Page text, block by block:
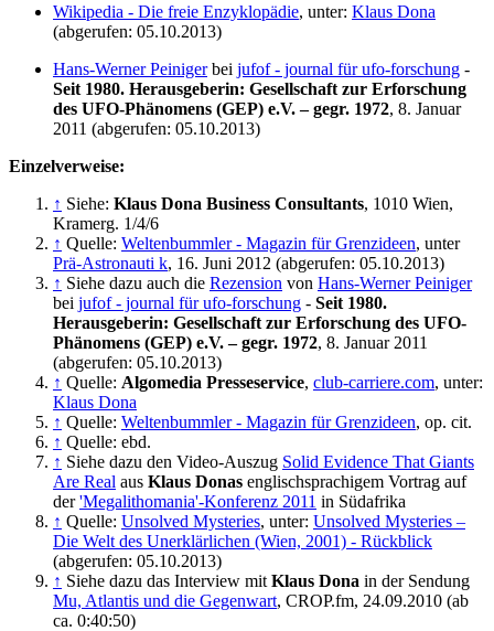
Wikipedia - Die freie Enzyklopädie, unter: Klaus Dona
(abgerufen: 05.10.2013)
Hans-Werner Peinigerbei jufof - journal für ufo-forschung -
Seit 1980. Herausgeberin: Gesellschaft zur Erforschung
des UFO-Phänomens (GEP) e.V. – gegr. 1972, 8. Januar
2011 (abgerufen: 05.10.2013)
Einzelverweise:
↑ Siehe: Klaus Dona Business Consultants, 1010 Wien,
Kramerg. 1/4/6
↑ Quelle: Weltenbummler - Magazin für Grenzideen, unter
Prä-Astronauti k, 16. Juni 2012 (abgerufen: 05.10.2013)
↑ Siehe dazu auch die Rezension von Hans-Werner Peiniger
bei jufof - journal für ufo-forschung - Seit 1980.
Herausgeberin: Gesellschaft zur Erforschung des UFO-
Phänomens (GEP) e.V. – gegr. 1972, 8. Januar 2011
(abgerufen: 05.10.2013)
↑ Quelle: Algomedia Presseservice, club-carriere.com, unter:
Klaus Dona
↑ Quelle: Weltenbummler - Magazin für Grenzideen, op. cit.
↑ Quelle: ebd.
↑ Siehe dazu den Video-Auszug Solid Evidence That Giants
Are Real aus Klaus Donas englischsprachigem Vortrag auf
der'Megalithomania'-Konferenz 2011 in Südafrika
↑ Quelle: Unsolved Mysteries, unter: Unsolved Mysteries –
Die Welt des Unerklärlichen (Wien, 2001) - Rückblick
(abgerufen: 05.10.2013)
↑ Siehe dazu das Interview mit Klaus Dona in der Sendung
Mu, Atlantis und die Gegenwart, CROP.fm, 24.09.2010 (ab
ca. 0:40:50)